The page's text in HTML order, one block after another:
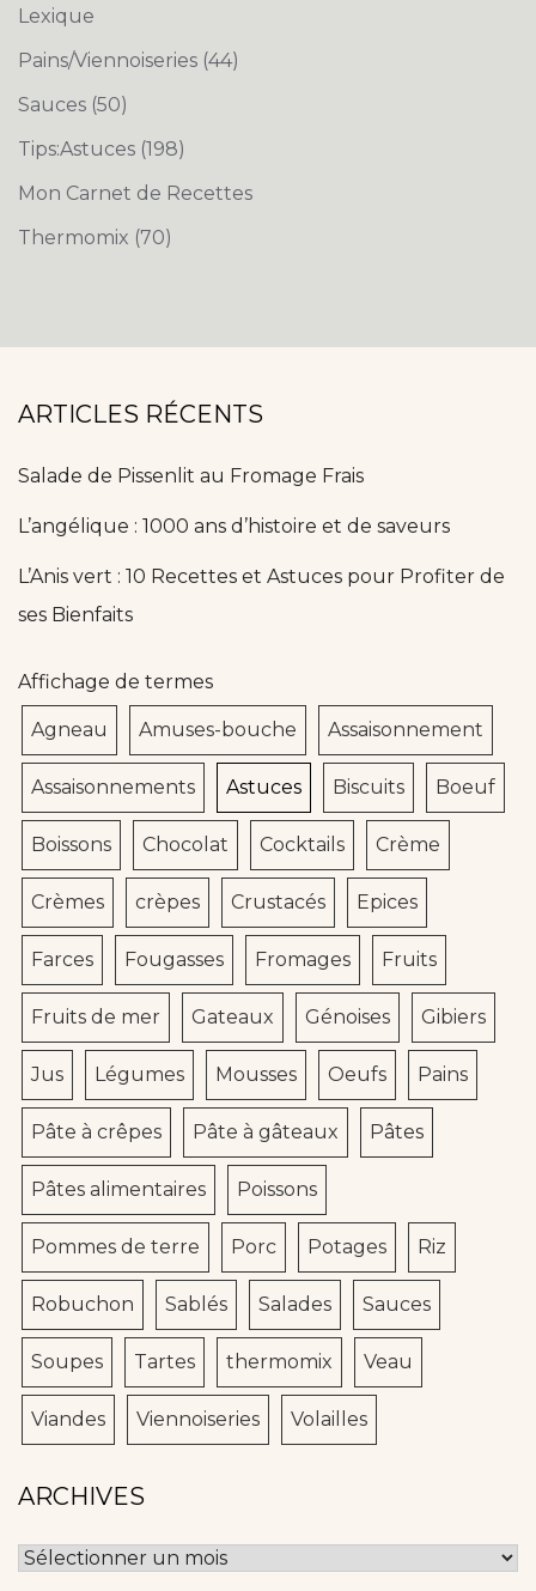
Lexique
Pains/Viennoiseries (44)
Sauces (50)
Tips:Astuces (198)
Mon Carnet de Recettes
Thermomix (70)
ARTICLES RÉCENTS
Salade de Pissenlit au Fromage Frais
L’angélique : 1000 ans d’histoire et de saveurs
L’Anis vert : 10 Recettes et Astuces pour Profiter de
ses Bienfaits
Affichage de termes
Agneau Amuses-bouche Assaisonnement
Assaisonnements Astuces Biscuits Boeuf
Boissons Chocolat Cocktails Crème
Crèmes crèpes Crustacés Epices
Farces Fougasses Fromages Fruits
Fruits de mer Gateaux Génoises Gibiers
Jus Légumes Mousses Oeufs Pains
Pâte à crêpes Pâte à gâteaux Pâtes
Pâtes alimentaires Poissons
Pommes de terre Porc Potages Riz
Robuchon Sablés Salades Sauces
Soupes Tartes thermomix Veau
Viandes Viennoiseries Volailles
ARCHIVES
Archives